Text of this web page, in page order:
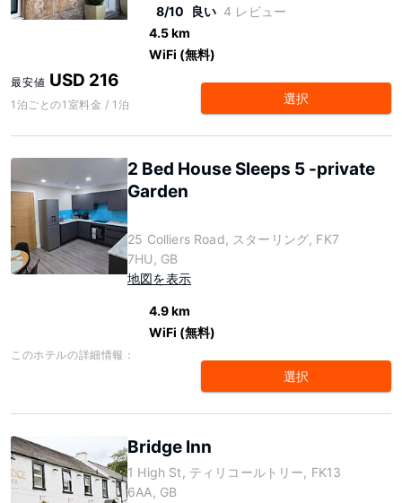
8/10 良い 4 レビュー
4.5 km
WiFi (無料)
最安値 USD 216
1泊ごとの1室料金 / 1泊 選択
2 Bed House Sleeps 5 -private
Garden
25 Colliers Road, スターリング, FK7
7HU, GB
地図を表示
4.9 km
WiFi (無料)
このホテルの詳細情報：
選択
Bridge Inn
1 High St, ティリコールトリー, FK13
6AA, GB